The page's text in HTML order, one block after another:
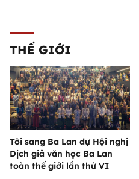
THẾ GIỚI
Tôi sang Ba Lan dự Hội nghị
Dịch giả văn học Ba Lan
toàn thế giới lần thứ VI